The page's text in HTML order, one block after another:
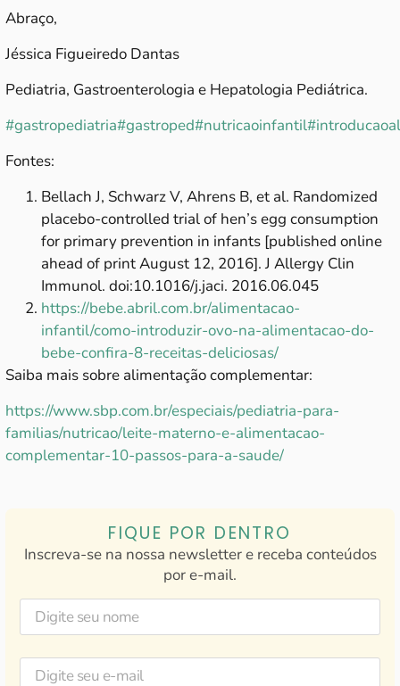
Abraço,
Jéssica Figueiredo Dantas
Pediatria, Gastroenterologia e Hepatologia Pediátrica.
#gastropediatria#gastroped#nutricaoinfantil
Fontes:
Bellach J, Schwarz V, Ahrens B, et al. Randomized
placebo-controlled trial of hen’s egg consumption
for primary prevention in infants [published online
ahead of print August 12, 2016]. J Allergy Clin
Immunol. doi:10.1016/j.jaci. 2016.06.045
https://bebe.abril.com.br/alimentacao-
infantil/como-introduzir-ovo-na-alimentacao-do-
bebe-confira-8-receitas-deliciosas/
Saiba mais sobre alimentação complementar:
https://www.sbp.com.br/especiais/pediatria-para-
familias/nutricao/leite-materno-e-alimentacao-
complementar-10-passos-para-a-saude/
FIQUE POR DENTRO
Inscreva-se na nossa newsletter e receba conteúdos
por e-mail.